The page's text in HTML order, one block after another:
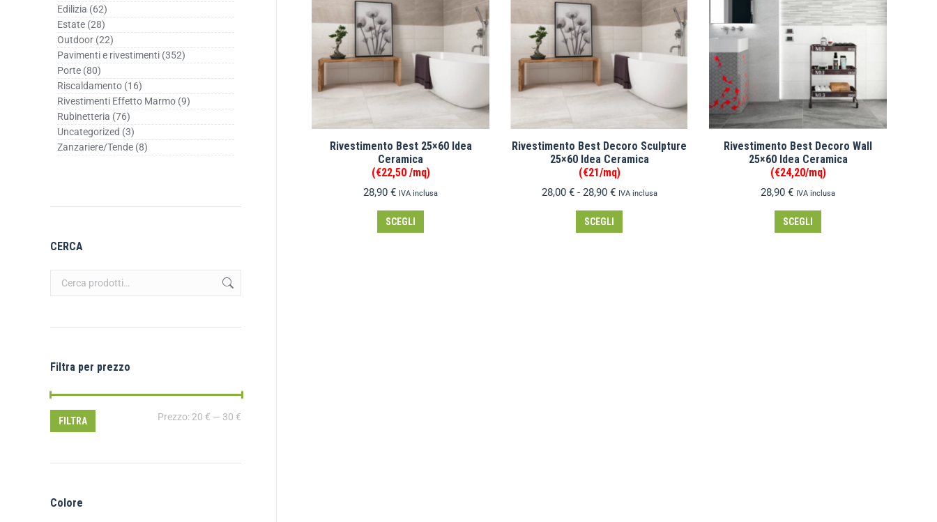
Rivestimento Best 25×60 Idea
Ceramica
(€22,50 /mq)
28,90 € IVA inclusa
SCEGLI
Rivestimento Best Decoro Sculpture
25×60 Idea Ceramica
(€21/mq)
28,00 € - 28,90 € IVA inclusa
SCEGLI
Rivestimento Best Decoro Wall
25×60 Idea Ceramica
(€24,20/mq)
28,90 € IVA inclusa
SCEGLI
Edilizia (62)
Estate (28)
Outdoor (22)
Pavimenti e rivestimenti (352)
Porte (80)
Riscaldamento (16)
Rivestimenti Effetto Marmo (9)
Rubinetteria (76)
Uncategorized (3)
Zanzariere/Tende (8)
CERCA
Filtra per prezzo
FILTRA Prezzo: 20 € — 30 €
Colore